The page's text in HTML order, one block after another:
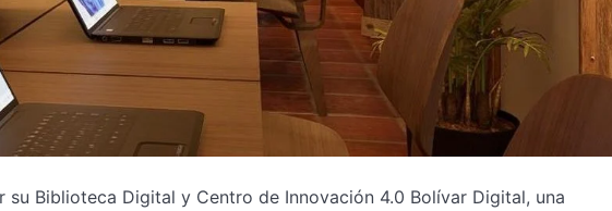
su Biblioteca Digital y Centro de Innovación 4.0 Bolívar Digital, una